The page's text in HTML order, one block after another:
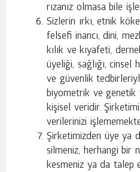
rızanız olmasa bile
Sizlerin ırkı, etnik
felsefi inancı, dini,
kılık ve kıyafeti,
üyeliği, sağlığı, cinsel
ve güvenlik
biyometrik ve genetik
kişisel veridir.
verilerinizi
Şirketimizden üye ya
silmeniz, herhangi bir
kesmeniz ya da talep